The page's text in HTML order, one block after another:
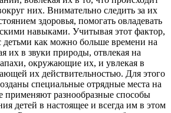
них. Внимательно следить за их
здоровья, помогать овладевать
навыками. Учитывая этот фактор,
детьми как можно больше времени на
их в звуки природы, отвлекая на
окружающие их, и увлекая в
их действительностью. Для этого
специальные отрядные места на
применяют разнообразные способы
детей в настоящее и всегда им в этом